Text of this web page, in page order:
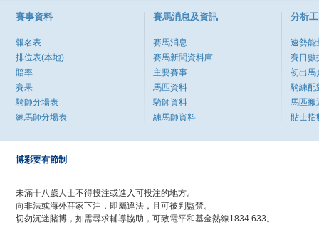
賽事資料
報名表
排位表(本地)
賠率
賽果
騎師分場表
練馬師分場表
賽馬消息及資訊
賽馬消息
賽馬新聞資料庫
主要賽事
馬匹資料
騎師資料
練馬師資料
分析
速勢能
賽日數
初出馬
騎練配
馬匹搬
貼士指
博彩要有節制
未滿十八歲人士不得投注或進入可投注的地方。
向非法或海外莊家下注，即屬違法，且可被判監禁。
切勿沉迷賭博，如需尋求輔導協助，可致電平和基金熱線1834 633。